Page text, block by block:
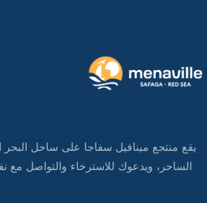
يقع منتجع مينافيل سفاجا على ساحل البحر
الساحر، ويدعوك للاسترخاء والتواصل مع